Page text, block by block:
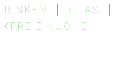
GLAS
KÜCHE